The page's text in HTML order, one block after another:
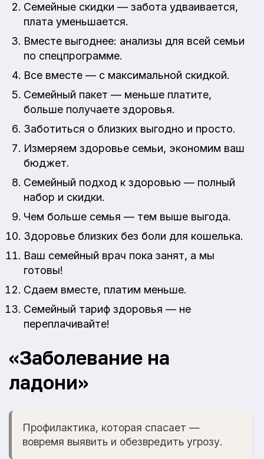
Семейные скидки — забота удваивается,
плата уменьшается.
Вместе выгоднее: анализы для всей семьи
по спецпрограмме.
Все вместе — с максимальной скидкой.
Семейный пакет — меньше платите,
больше получаете здоровья.
Заботиться о близких выгодно и просто.
Измеряем здоровье семьи, экономим ваш
бюджет.
Семейный подход к здоровью — полный
набор и скидки.
Чем больше семья — тем выше выгода.
Здоровье близких без боли для кошелька.
Ваш семейный врач пока занят, а мы
готовы!
Сдаем вместе, платим меньше.
Семейный тариф здоровья — не
переплачивайте!
«Заболевание на
ладони»
Профилактика, которая спасает —
вовремя выявить и обезвредить угрозу.